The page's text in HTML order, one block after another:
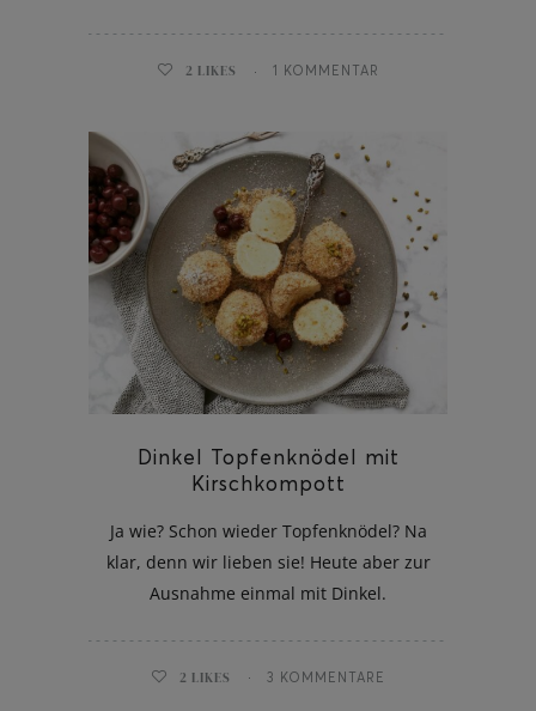
2 LIKES 1 KOMMENTAR
Dinkel Topfenknödel mit
Kirschkompott
Ja wie? Schon wieder Topfenknödel? Na
klar, denn wir lieben sie! Heute aber zur
Ausnahme einmal mit Dinkel.
2 LIKES 3 KOMMENTARE